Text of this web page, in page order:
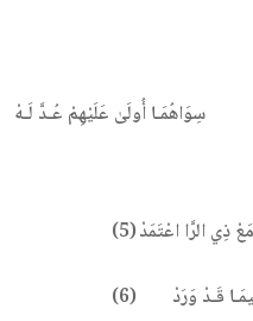
سِوَاهُمَـا أُولَىٰ عَلَيْهِمْ عُـدَّ لَـهْ
ذِي الرَّا اعْتَمَدْ(5)
قَـدْ وَرَدْ (6)